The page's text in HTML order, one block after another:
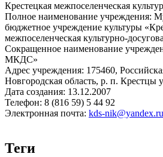
Крестецкая межпоселенческая
Полное наименование учреждения:
бюджетное учреждение культуры
межпоселенческая культурно-
Сокращенное наименование
МКДС»
Адрес учреждения: 175460,
Новгородская область, р. п. Крестцы
Дата создания: 13.12.2007
Телефон: 8 (816 59) 5 44 92
Электронная почта: kds-nik@yandex.ru
Теги